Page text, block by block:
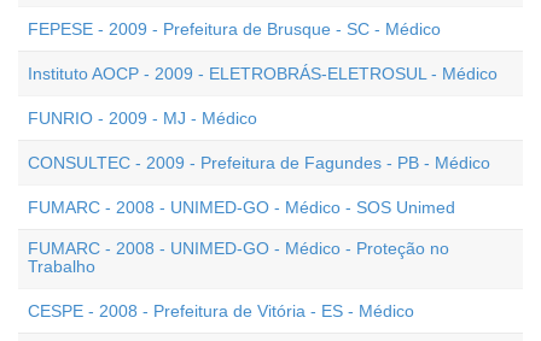
FEPESE - 2009 - Prefeitura de Brusque - SC - Médico
Instituto AOCP - 2009 - ELETROBRÁS-ELETROSUL - Médico
FUNRIO - 2009 - MJ - Médico
CONSULTEC - 2009 - Prefeitura de Fagundes - PB - Médico
FUMARC - 2008 - UNIMED-GO - Médico - SOS Unimed
FUMARC - 2008 - UNIMED-GO - Médico - Proteção no
Trabalho
CESPE - 2008 - Prefeitura de Vitória - ES - Médico